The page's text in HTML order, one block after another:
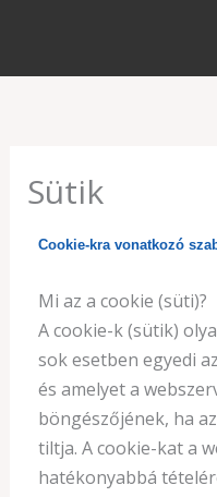
content
Sütik
Cookie-kra vonatkozó
Mi az a cookie (süti)?
A cookie-k (sütik)
sok esetben egyedi
és amelyet a
böngészőjének, ha
tiltja. A cookie-kat a
hatékonyabbá